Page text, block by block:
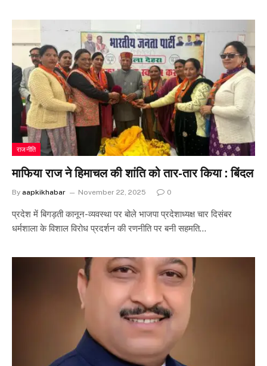
राजनीति
माफिया राज ने हिमाचल की शांति को तार-तार किया : बिंदल
By aapkikhabar November 22, 2025 0
प्रदेश में बिगड़ती कानून-व्यवस्था पर बोले भाजपा प्रदेशाध्यक्ष चार दिसंबर
धर्मशाला के विशाल विरोध प्रदर्शन की रणनीति पर बनी सहमति…